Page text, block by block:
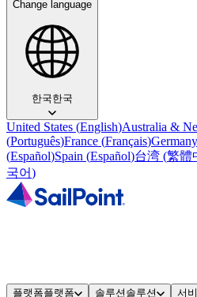
Change language
한국한국
United States (English)Australia &
(Português)France (Français)Germany
(Español)Spain (Español)台湾 (繁體
국어)
플랫폼플랫폼 솔루션 솔루션 서